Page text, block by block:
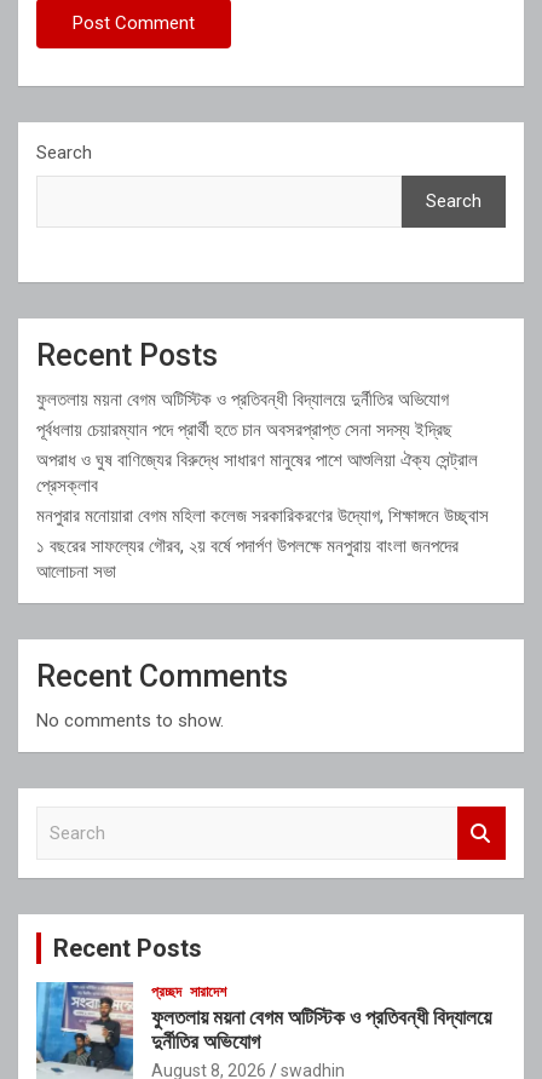
Search
Search
Recent Posts
ফুলতলায় ময়না বেগম অটিস্টিক ও প্রতিবন্ধী বিদ্যালয়ে দুর্নীতির অভিযোগ
পূর্বধলায় চেয়ারম্যান পদে প্রার্থী হতে চান অবসরপ্রাপ্ত সেনা সদস্য ইদ্রিছ
অপরাধ ও ঘুষ বাণিজ্যের বিরুদ্ধে সাধারণ মানুষের পাশে আশুলিয়া ঐক্য সেন্ট্রাল
প্রেসক্লাব
মনপুরার মনোয়ারা বেগম মহিলা কলেজ সরকারিকরণের উদ্যোগ, শিক্ষাঙ্গনে উচ্ছ্বাস
১ বছরের সাফল্যের গৌরব, ২য় বর্ষে পদার্পণ উপলক্ষে মনপুরায় বাংলা জনপদের
আলোচনা সভা
Recent Comments
No comments to show.
c
Recent Posts
প্রচ্ছদ সারাদেশ
ফুলতলায় ময়না বেগম অটিস্টিক ও প্রতিবন্ধী বিদ্যালয়ে
দুর্নীতির অভিযোগ
August 8, 2026 swadhin